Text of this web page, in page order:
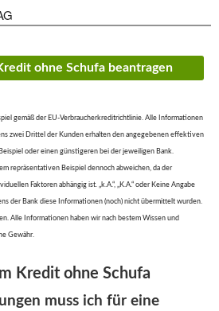
ohne Schufa beantragen
gemäß der EU-Verbraucherkreditrichtlinie. Alle Informationen
zwei Drittel der Kunden erhalten den angegebenen effektiven
oder einen günstigeren bei der jeweiligen Bank.
repräsentativen Beispiel dennoch abweichen, da der
Faktoren abhängig ist. „k.A.“, „K.A.“ oder Keine Angabe
der Bank diese Informationen (noch) nicht übermittelt wurden.
Alle Informationen haben wir nach bestem Wissen und
Gewähr.
Kredit ohne Schufa
muss ich für eine